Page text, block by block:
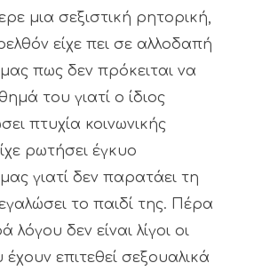
μια σεξιστική ρητορική,
είχε πει σε αλλοδαπή
πως δεν πρόκειται να
του γιατί ο ίδιος
πτυχία κοινωνικής
ρωτήσει έγκυο
γιατί δεν παρατάει τη
το παιδί της. Πέρα
δεν είναι λίγοι οι
επιτεθεί σεξουαλικά